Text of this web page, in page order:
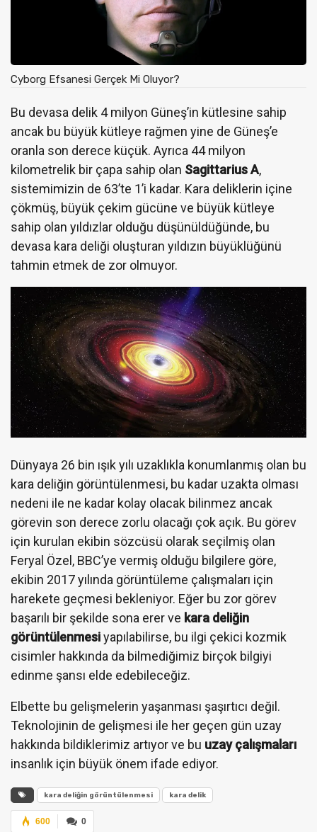
Cyborg Efsanesi Gerçek Mi Oluyor?
Bu devasa delik 4 milyon Güneş’in kütlesine sahip
ancak bu büyük kütleye rağmen yine de Güneş’e
oranla son derece küçük. Ayrıca 44 milyon
kilometrelik bir çapa sahip olan Sagittarius A,
sistemimizin de 63’te 1’i kadar. Kara deliklerin içine
çökmüş, büyük çekim gücüne ve büyük kütleye
sahip olan yıldızlar olduğu düşünüldüğünde, bu
devasa kara deliği oluşturan yıldızın büyüklüğünü
tahmin etmek de zor olmuyor.
Dünyaya 26 bin ışık yılı uzaklıkla konumlanmış olan bu
kara deliğin görüntülenmesi, bu kadar uzakta olması
nedeni ile ne kadar kolay olacak bilinmez ancak
görevin son derece zorlu olacağı çok açık. Bu görev
için kurulan ekibin sözcüsü olarak seçilmiş olan
Feryal Özel, BBC’ye vermiş olduğu bilgilere göre,
ekibin 2017 yılında görüntüleme çalışmaları için
harekete geçmesi bekleniyor. Eğer bu zor görev
başarılı bir şekilde sona erer ve kara deliğin
görüntülenmesiyapılabilirse, bu ilgi çekici kozmik
cisimler hakkında da bilmediğimiz birçok bilgiyi
edinme şansı elde edebileceğiz.
Elbette bu gelişmelerin yaşanması şaşırtıcı değil.
Teknolojinin de gelişmesi ile her geçen gün uzay
hakkında bildiklerimiz artıyor ve bu uzay çalışmaları
insanlık için büyük önem ifade ediyor.
kara deliğin görüntülenmesi kara delik
0
600